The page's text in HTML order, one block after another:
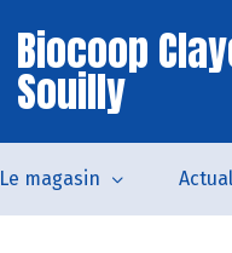
Biocoop
Souilly
Le magasin